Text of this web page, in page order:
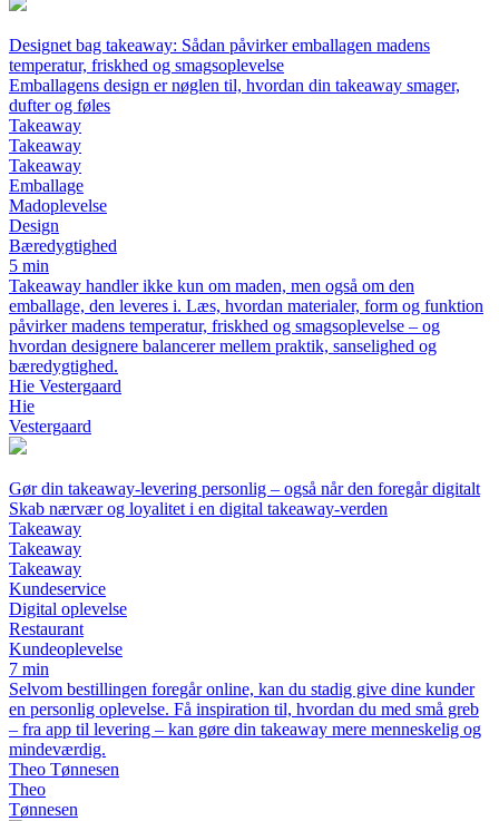
Designet bag takeaway: Sådan påvirker emballagen madens
temperatur, friskhed og smagsoplevelse
Emballagens design er nøglen til, hvordan din takeaway smager,
dufter og føles
Takeaway
Takeaway
Takeaway
Emballage
Madoplevelse
Design
Bæredygtighed
5 min
Takeaway handler ikke kun om maden, men også om den
emballage, den leveres i. Læs, hvordan materialer, form og funktion
påvirker madens temperatur, friskhed og smagsoplevelse – og
hvordan designere balancerer mellem praktik, sanselighed og
bæredygtighed.
Hie Vestergaard
Hie
Vestergaard
Gør din takeaway-levering personlig – også når den foregår digitalt
Skab nærvær og loyalitet i en digital takeaway-verden
Takeaway
Takeaway
Takeaway
Kundeservice
Digital oplevelse
Restaurant
Kundeoplevelse
7 min
Selvom bestillingen foregår online, kan du stadig give dine kunder
en personlig oplevelse. Få inspiration til, hvordan du med små greb
– fra app til levering – kan gøre din takeaway mere menneskelig og
mindeværdig.
Theo Tønnesen
Theo
Tønnesen